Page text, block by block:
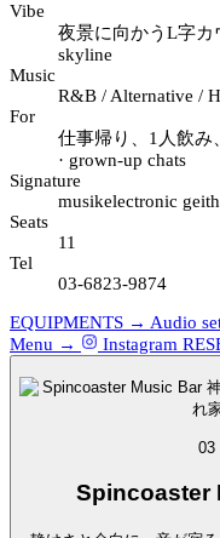
Vibe
夜景に向かうL字カ
skyline
Music
R&B / Alternative /
For
仕事帰り、1人飲み
· grown-up chats
Signature
musikelectronic
Seats
11
Tel
03-6823-9874
EQUIPMENTS → Audio
Menu →
Instagram
03
Spincoaster